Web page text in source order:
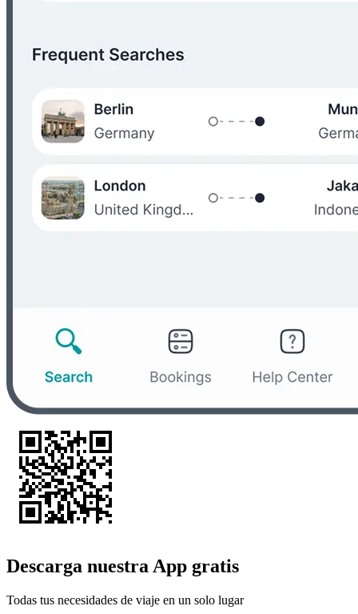
Descarga nuestra App gratis
Todas tus necesidades de viaje en un solo lugar